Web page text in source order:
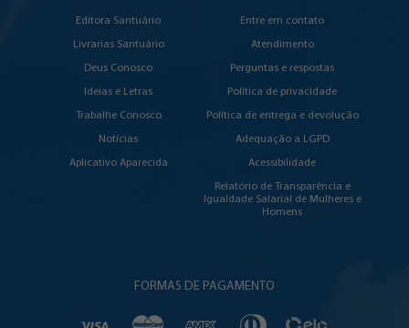
Editora Santuário
Livrarias Santuário
Deus Conosco
Ideias e Letras
Trabalhe Conosco
Notícias
Aplicativo Aparecida
Entre em contato
Atendimento
Perguntas e respostas
Política de privacidade
Política de entrega e devolução
Adequação a LGPD
Acessibilidade
Relatório de Transparência e
Igualdade Salarial de Mulheres e
Homens
FORMAS DE PAGAMENTO